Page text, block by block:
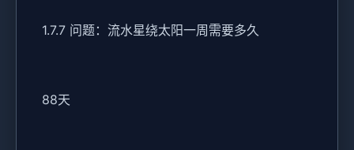
1.7.7 问题：流水星绕太阳一周需要多久
88天